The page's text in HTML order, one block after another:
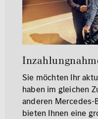
Sie möchten Ihr
haben im gleichen
anderen Mercedes-
bieten Ihnen eine